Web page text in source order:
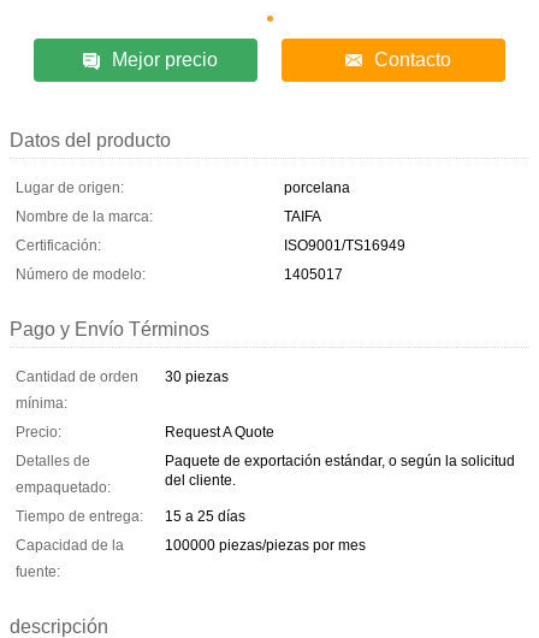
Mejor precio Contacto
Datos del producto
Lugar de origen:
porcelana
Nombre de la marca:
TAIFA
Certificación:
ISO9001/TS16949
Número de modelo:
1405017
Pago y Envío Términos
Cantidad de orden
mínima:
30 piezas
Precio:
Request A Quote
Detalles de
empaquetado:
Paquete de exportación estándar, o según la solicitud
del cliente.
Tiempo de entrega:
15 a 25 días
Capacidad de la
fuente:
100000 piezas/piezas por mes
descripción